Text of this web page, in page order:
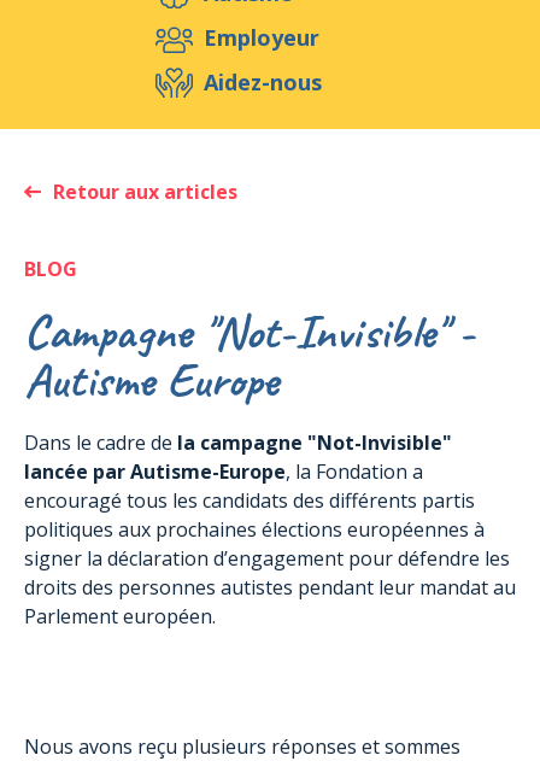
Aidez-nous
Evénements Publications Médias
Ressources & Outils
Employeur
Aidez-nous
Retour aux articles
BLOG
Campagne "Not-Invisible" -
Autisme Europe
Dans le cadre de la campagne "Not-Invisible"
lancée par Autisme-Europe, la Fondation a
encouragé tous les candidats des différents partis
politiques aux prochaines élections européennes à
signer la déclaration d’engagement pour défendre les
droits des personnes autistes pendant leur mandat au
Parlement européen.
Nous avons reçu plusieurs réponses et sommes